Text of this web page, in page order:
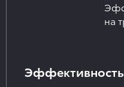
Эффективность